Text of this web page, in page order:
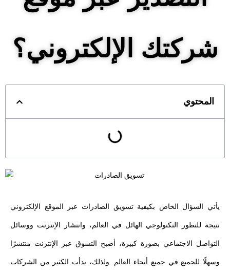
شركتك الإلكتروني؟
المحتوي
يأتي السؤال الخاص بكيفية تسويق الصادرات عبر الموقع الإلكتروني
نتيجة للتطور التكنولوجي الهائل في العالم، وانتشار الإنترنت ووسائل
التواصل الاجتماعي بصورة كبيرة، أصبح التسوق عبر الإنترنت منتشرًا
وسهلًا للجميع في جميع أنحاء العالم. ولذلك، بدأت الكثير من الشركات